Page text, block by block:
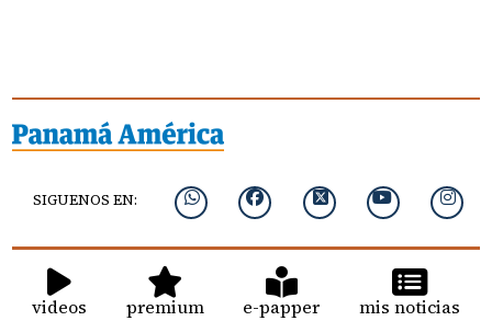
SIGUENOS EN:
videos premium e-papper mis noticias